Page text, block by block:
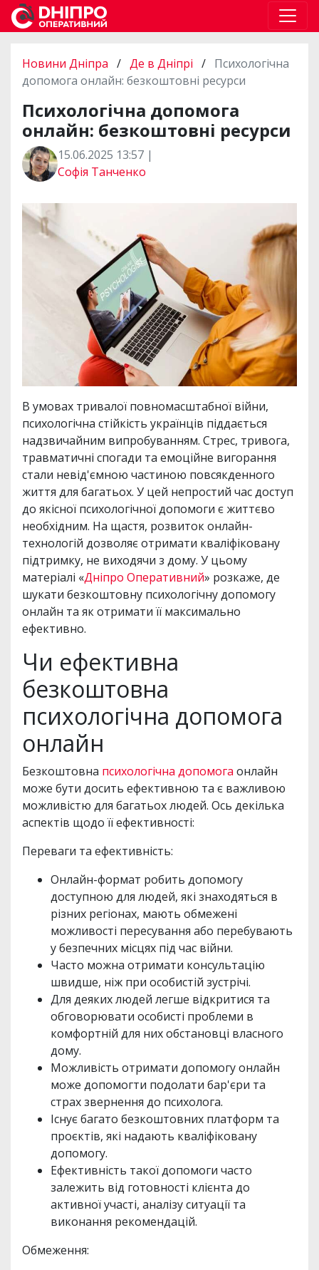
Новини Дніпра / Де в Дніпрі / Психологічна
допомога онлайн: безкоштовні ресурси
Психологічна допомога
онлайн: безкоштовні ресурси
15.06.2025 13:57 |
Софія Танченко
В умовах тривалої повномасштабної війни,
психологічна стійкість українців піддається
надзвичайним випробуванням. Стрес, тривога,
травматичні спогади та емоційне вигорання
стали невід'ємною частиною повсякденного
життя для багатьох. У цей непростий час доступ
до якісної психологічної допомоги є життєво
необхідним. На щастя, розвиток онлайн-
технологій дозволяє отримати кваліфіковану
підтримку, не виходячи з дому. У цьому
матеріалі «Дніпро Оперативний» розкаже, де
шукати безкоштовну психологічну допомогу
онлайн та як отримати її максимально
ефективно.
Чи ефективна
безкоштовна
психологічна допомога
онлайн
Безкоштовна психологічна допомога онлайн
може бути досить ефективною та є важливою
можливістю для багатьох людей. Ось декілька
аспектів щодо її ефективності:
Переваги та ефективність:
Онлайн-формат робить допомогу
доступною для людей, які знаходяться в
різних регіонах, мають обмежені
можливості пересування або перебувають
у безпечних місцях під час війни.
Часто можна отримати консультацію
швидше, ніж при особистій зустрічі.
Для деяких людей легше відкритися та
обговорювати особисті проблеми в
комфортній для них обстановці власного
дому.
Можливість отримати допомогу онлайн
може допомогти подолати бар'єри та
страх звернення до психолога.
Існує багато безкоштовних платформ та
проєктів, які надають кваліфіковану
допомогу.
Ефективність такої допомоги часто
залежить від готовності клієнта до
активної участі, аналізу ситуації та
виконання рекомендацій.
Обмеження: